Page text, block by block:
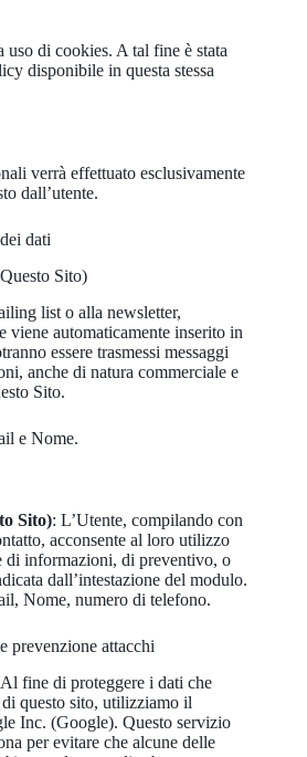
di cookies. A tal fine è stata
disponibile in questa stessa
verrà effettuato esclusivamente
dall’utente.
dati
Sito)
list o alla newsletter,
viene automaticamente inserito in
essere trasmessi messaggi
anche di natura commerciale e
Sito.
e Nome.
Sito): L’Utente, compilando con
acconsente al loro utilizzo
di informazioni, di preventivo, o
dall’intestazione del modulo.
Nome, numero di telefono.
prevenzione attacchi
fine di proteggere i dati che
questo sito, utilizziamo il
Inc. (Google). Questo servizio
per evitare che alcune delle